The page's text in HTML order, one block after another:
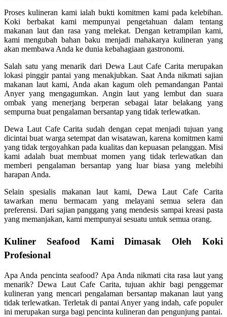
Proses kulineran kami ialah bukti komitmen kami pada kelebihan.
Koki berbakat kami mempunyai pengetahuan dalam tentang
makanan laut dan rasa yang melekat. Dengan ketrampilan kami,
kami mengubah bahan baku menjadi mahakarya kulineran yang
akan membawa Anda ke dunia kebahagiaan gastronomi.
Salah satu yang menarik dari Dewa Laut Cafe Carita merupakan
lokasi pinggir pantai yang menakjubkan. Saat Anda nikmati sajian
makanan laut kami, Anda akan kagum oleh pemandangan Pantai
Anyer yang mengagumkan. Angin laut yang lembut dan suara
ombak yang menerjang berperan sebagai latar belakang yang
sempurna buat pengalaman bersantap yang tidak terlewatkan.
Dewa Laut Cafe Carita sudah dengan cepat menjadi tujuan yang
dicintai buat warga setempat dan wisatawan, karena komitmen kami
yang tidak tergoyahkan pada kualitas dan kepuasan pelanggan. Misi
kami adalah buat membuat momen yang tidak terlewatkan dan
memberi pengalaman bersantap yang luar biasa yang melebihi
harapan Anda.
Selain spesialis makanan laut kami, Dewa Laut Cafe Carita
tawarkan menu bermacam yang melayani semua selera dan
preferensi. Dari sajian panggang yang mendesis sampai kreasi pasta
yang memanjakan, kami mempunyai sesuatu untuk semua orang.
Kuliner Seafood Kami Dimasak Oleh Koki
Profesional
Apa Anda pencinta seafood? Apa Anda nikmati cita rasa laut yang
menarik? Dewa Laut Cafe Carita, tujuan akhir bagi penggemar
kulineran yang mencari pengalaman bersantap makanan laut yang
tidak terlewatkan. Terletak di pantai Anyer yang indah, cafe populer
ini merupakan surga bagi pencinta kulineran dan pengunjung pantai.